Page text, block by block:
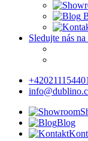
Sledujte nás
+420211154401
Blog